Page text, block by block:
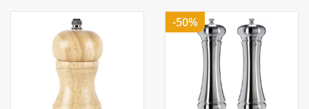
Gedeckter Tisch
-50%